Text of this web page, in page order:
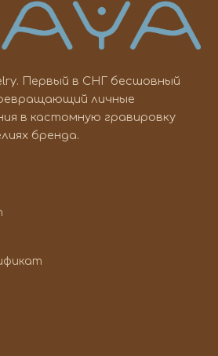
Первый в СНГ бесшовный
личные
в кастомную гравировку
бренда.